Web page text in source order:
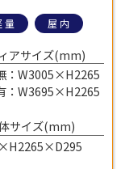
量 屋内
アサイズ(mm)
：W3005×H2265
：W3695×H2265
サイズ(mm)